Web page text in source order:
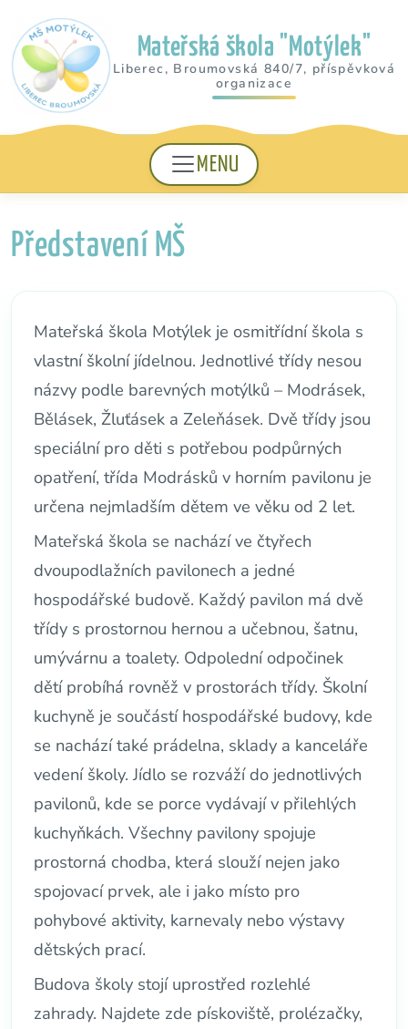
Mateřská škola "Motýlek"
Liberec, Broumovská 840/7, příspěvková
organizace
MENU
Představení MŠ
Mateřská škola Motýlek je osmitřídní škola s
vlastní školní jídelnou. Jednotlivé třídy nesou
názvy podle barevných motýlků – Modrásek,
Bělásek, Žluťásek a Zeleňásek. Dvě třídy jsou
speciální pro děti s potřebou podpůrných
opatření, třída Modrásků v horním pavilonu je
určena nejmladším dětem ve věku od 2 let.
Mateřská škola se nachází ve čtyřech
dvoupodlažních pavilonech a jedné
hospodářské budově. Každý pavilon má dvě
třídy s prostornou hernou a učebnou, šatnu,
umývárnu a toalety. Odpolední odpočinek
dětí probíhá rovněž v prostorách třídy. Školní
kuchyně je součástí hospodářské budovy, kde
se nachází také prádelna, sklady a kanceláře
vedení školy. Jídlo se rozváží do jednotlivých
pavilonů, kde se porce vydávají v přilehlých
kuchyňkách. Všechny pavilony spojuje
prostorná chodba, která slouží nejen jako
spojovací prvek, ale i jako místo pro
pohybové aktivity, karnevaly nebo výstavy
dětských prací.
Budova školy stojí uprostřed rozlehlé
zahrady. Najdete zde pískoviště, prolézačky,